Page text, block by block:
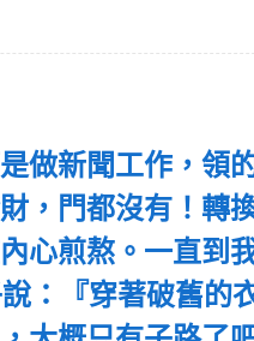
做新聞工作，領
，門都沒有！轉
心煎熬。一直到
：『穿著破舊的